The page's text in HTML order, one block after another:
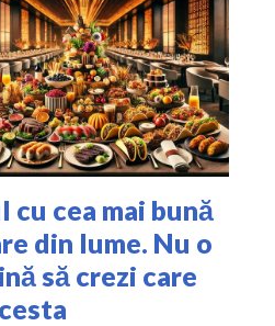
cu cea mai bună
din lume. Nu o
să crezi care